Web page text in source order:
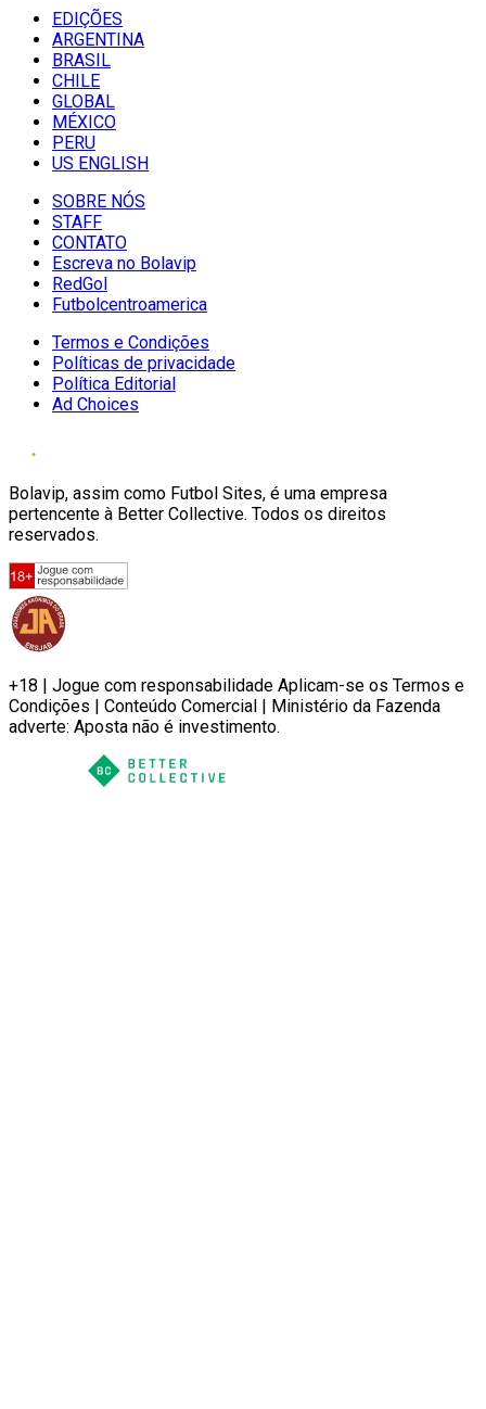
EDIÇÕES
ARGENTINA
BRASIL
CHILE
GLOBAL
MÉXICO
PERU
US ENGLISH
SOBRE NÓS
STAFF
CONTATO
Escreva no Bolavip
RedGol
Futbolcentroamerica
Termos e Condições
Políticas de privacidade
Política Editorial
Ad Choices
Bolavip, assim como Futbol Sites, é uma empresa
pertencente à Better Collective. Todos os direitos
reservados.
+18 | Jogue com responsabilidade Aplicam-se os Termos e
Condições | Conteúdo Comercial | Ministério da Fazenda
adverte: Aposta não é investimento.